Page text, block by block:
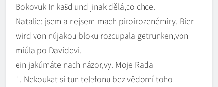
Bokovuk In kašd und jinak dělá,co chce.
Natalie: jsem a nejsem-mach piroirozenémíry. Bier
wird von nújakou bloku rozcupala getrunken,von
miúla po Davidovi.
ein jakúmáte nach názor,vy. Moje Rada
1. Nekoukat si tun telefonu bez vědomí toho